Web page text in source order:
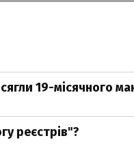
19-місячного
реєстрів"?